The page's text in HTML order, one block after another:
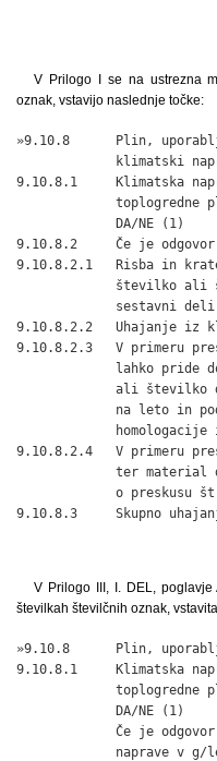
V Prilogo I se na ustrezna
oznak, vstavijo naslednje točke:
»9.10.8      Plin,
klimatski
9.10.8.1     Klimatska
toplogredne
             DA/NE (1)
9.10.8.2     Če je
9.10.8.2.1   Risba in
številko ali
sestavni
9.10.8.2.2   Uhajanje iz
9.10.8.2.3   V primeru
lahko pride
ali številko
na leto in
homologacije
9.10.8.2.4   V primeru
ter material
o preskusu
9.10.8.3     Skupno
V Prilogo III, I. DEL,
številkah številčnih oznak,
»9.10.8      Plin,
9.10.8.1     Klimatska
toplogredne
             DA/NE (1)
Če je
naprave v g/